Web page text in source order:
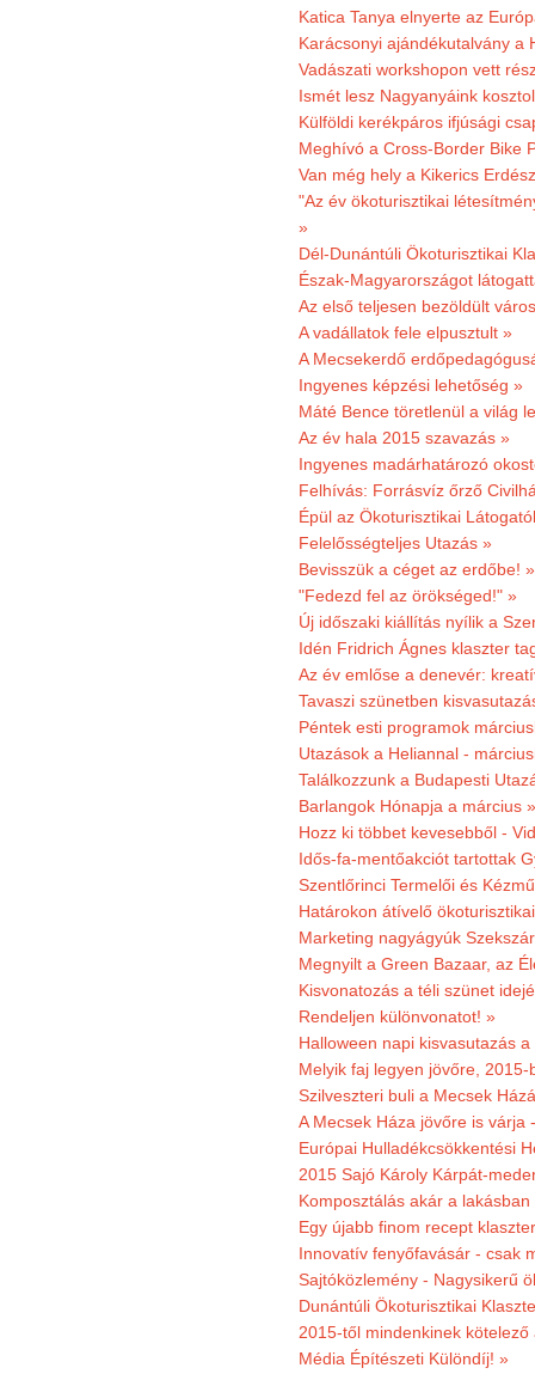
Katica Tanya elnyerte az
Karácsonyi ajándékutalvány a
Vadászati workshopon vett
Ismét lesz Nagyanyáink
Külföldi kerékpáros ifjúsági
Meghívó a Cross-Border Bike
Van még hely a Kikerics
"Az év ökoturisztikai
»
Dél-Dunántúli Ökoturisztikai
Észak-Magyarországot
Az első teljesen bezöldült
A vadállatok fele elpusztult »
A Mecsekerdő
Ingyenes képzési lehetőség »
Máté Bence töretlenül a világ
Az év hala 2015 szavazás »
Ingyenes madárhatározó
Felhívás: Forrásvíz őrző
Épül az Ökoturisztikai
Felelősségteljes Utazás »
Bevisszük a céget az erdőbe! »
"Fedezd fel az örökséged!" »
Új időszaki kiállítás nyílik a
Idén Fridrich Ágnes klaszter
Az év emlőse a denevér:
Tavaszi szünetben
Péntek esti programok
Utazások a Heliannal -
Találkozzunk a Budapesti
Barlangok Hónapja a március »
Hozz ki többet kevesebből -
Idős-fa-mentőakciót tartottak
Szentlőrinci Termelői és
Határokon átívelő
Marketing nagyágyúk
Megnyilt a Green Bazaar, az
Kisvonatozás a téli szünet
Rendeljen különvonatot! »
Halloween napi kisvasutazás
Melyik faj legyen jövőre,
Szilveszteri buli a Mecsek
A Mecsek Háza jövőre is várja
Európai Hulladékcsökkentési
2015 Sajó Károly Kárpát-
Komposztálás akár a lakásban
Egy újabb finom recept
Innovatív fenyőfavásár - csak
Sajtóközlemény - Nagysikerű
Dunántúli Ökoturisztikai
2015-től mindenkinek
Média Építészeti Különdíj! »